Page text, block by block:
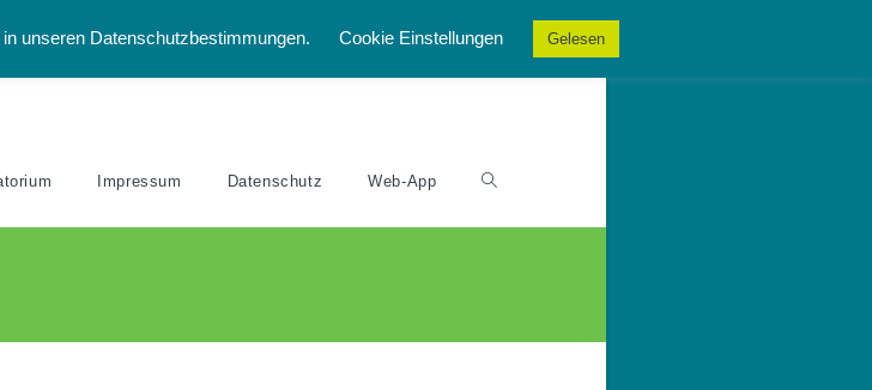
Impressum Datenschutz Web-App
unseren Datenschutzbestimmungen. Cookie Einstellungen Gelesen